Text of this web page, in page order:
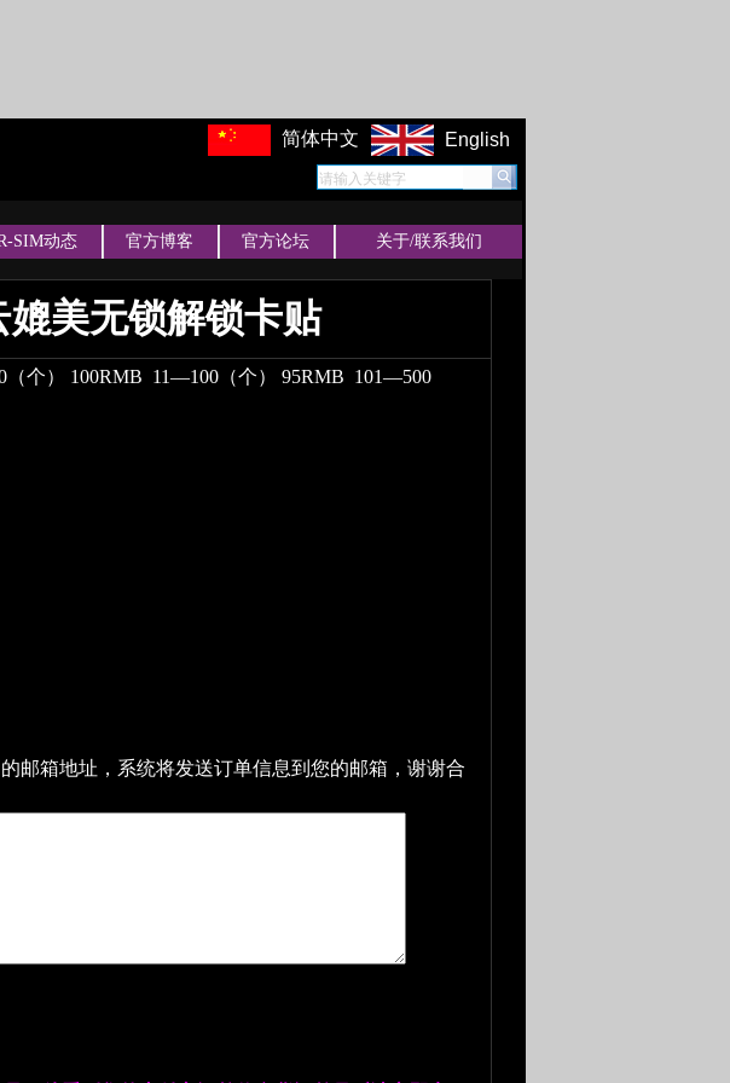
简体中文 English
请输入关键字
SIM动态 官方博客 官方论坛 关于/联系我们
美无锁解锁卡贴
个） 100RMB 11—100（个） 95RMB 101—500
邮箱地址，系统将发送订单信息到您的邮箱，谢谢合